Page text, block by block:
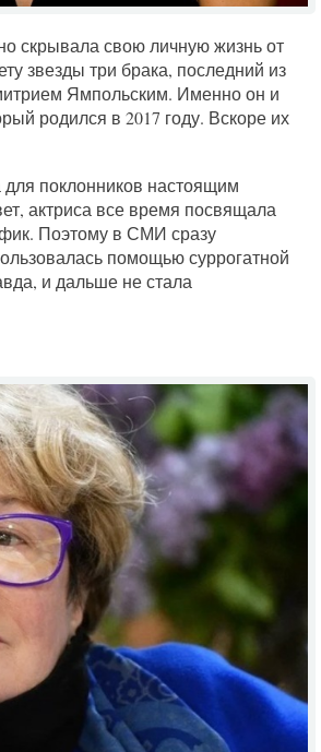
скрывала свою личную жизнь от
звезды три брака, последний из
Ямпольским. Именно он и
родился в 2017 году. Вскоре их
поклонников настоящим
актриса все время посвящала
Поэтому в СМИ сразу
помощью суррогатной
и дальше не стала